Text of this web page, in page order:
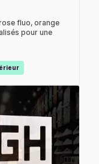
fluo, orange
pour une